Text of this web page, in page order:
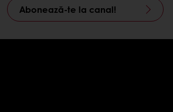
Abonează-te la canal!